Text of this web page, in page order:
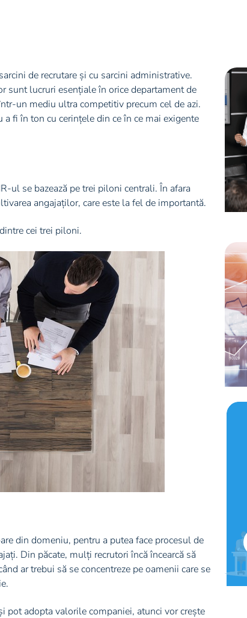
de recrutare și cu sarcini administrative.
sunt lucruri esențiale în orice departament de
un mediu ultra competitiv precum cel de azi.
fi în ton cu cerințele din ce în ce mai exigente
ul se bazează pe trei piloni centrali. În afara
angajaților, care este la fel de importantă.
cei trei piloni.
din domeniu, pentru a putea face procesul de
Din păcate, mulți recrutori încă încearcă să
ar trebui să se concentreze pe oamenii care se
pot adopta valorile companiei, atunci vor crește